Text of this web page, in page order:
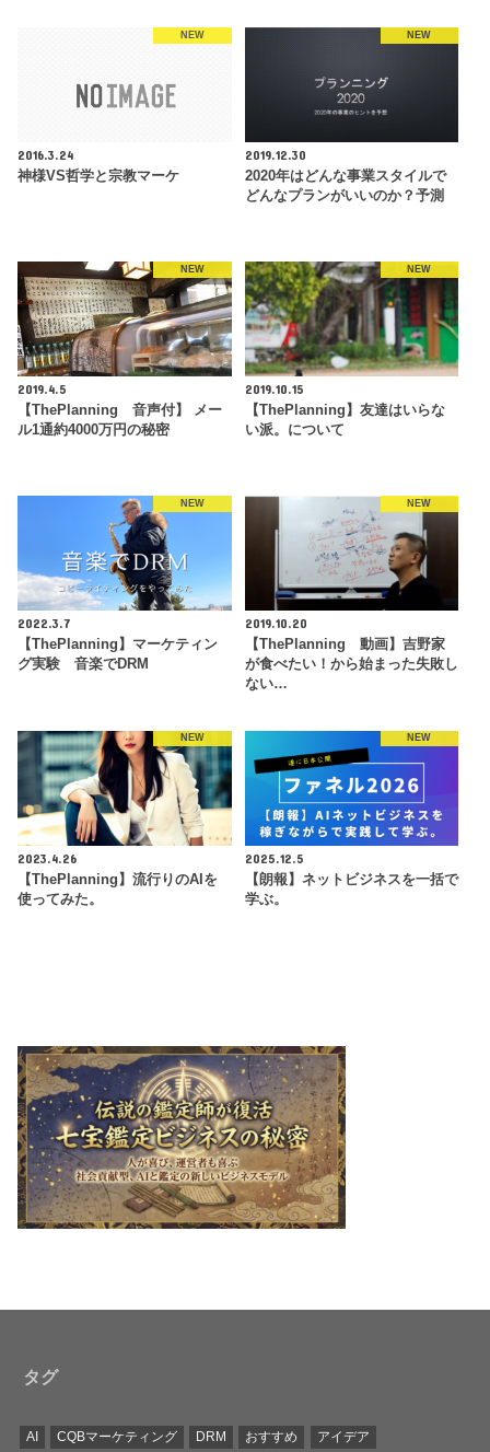
NEW
2016.3.24
神様VS哲学と宗教マーケ
NEW
2019.12.30
2020年はどんな事業スタイルで
どんなプランがいいのか？予測
NEW
2019.4.5
【ThePlanning 音声付】 メー
ル1通約4000万円の秘密
NEW
2019.10.15
【ThePlanning】友達はいらな
い派。について
NEW
2022.3.7
【ThePlanning】マーケティン
グ実験 音楽でDRM
NEW
2019.10.20
【ThePlanning 動画】吉野家
が食べたい！から始まった失敗し
ない…
NEW
2023.4.26
【ThePlanning】流行りのAIを
使ってみた。
NEW
2025.12.5
【朗報】ネットビジネスを一括で
学ぶ。
タグ
AI CQBマーケティング DRM おすすめ
アイデア